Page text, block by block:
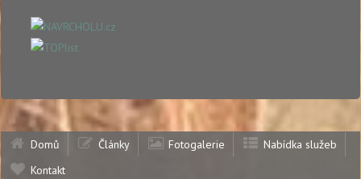
Domů Články Fotogalerie
Nabídka služeb
Kontakt